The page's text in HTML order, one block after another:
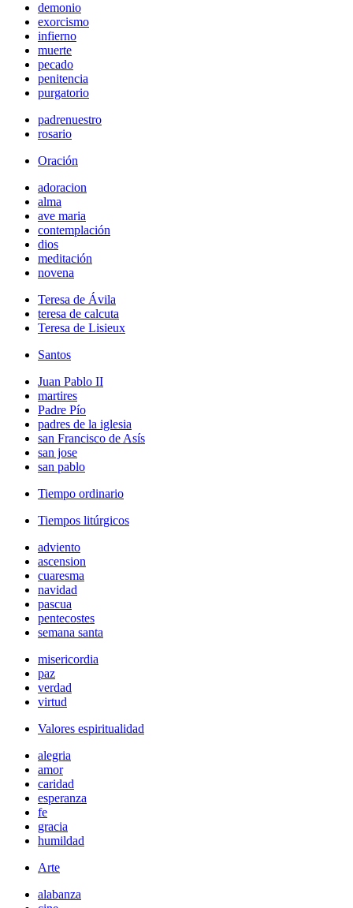
demonio
exorcismo
infierno
muerte
pecado
penitencia
purgatorio
padrenuestro
rosario
Oración
adoracion
alma
ave maria
contemplación
dios
meditación
novena
Teresa de Ávila
teresa de calcuta
Teresa de Lisieux
Santos
Juan Pablo II
martires
Padre Pío
padres de la iglesia
san Francisco de Asís
san jose
san pablo
Tiempo ordinario
Tiempos litúrgicos
adviento
ascension
cuaresma
navidad
pascua
pentecostes
semana santa
misericordia
paz
verdad
virtud
Valores espiritualidad
alegria
amor
caridad
esperanza
fe
gracia
humildad
Arte
alabanza